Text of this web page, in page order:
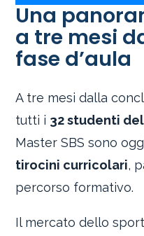
Una
a tre mesi
fase d’aula
A tre mesi dalla
tutti i 32 studenti
Master SBS sono
tirocini curricolari,
percorso formativo.
Il mercato dello